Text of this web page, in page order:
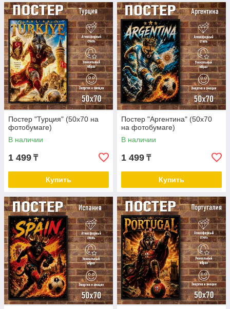
Постер "Турция" (50х70 на
фотобумаге)
В наличии
1 499 ₸
Купить
Постер "Аргентина" (50х70
на фотобумаге)
В наличии
1 499 ₸
Купить